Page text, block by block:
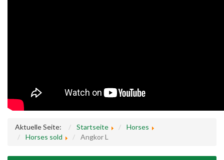
Aktuelle Seite: Startseite
Horses
Horses sold
Angkor L